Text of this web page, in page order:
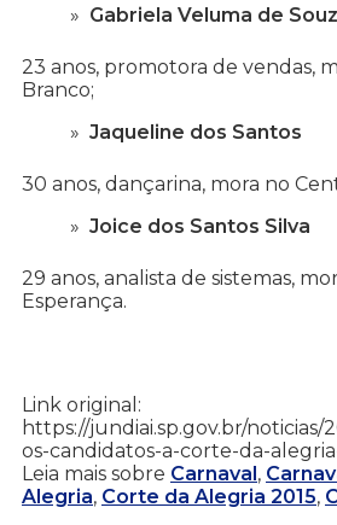
Gabriela Veluma de
23 anos, promotora de vendas,
Branco;
Jaqueline dos Santos
30 anos, dançarina, mora no
Joice dos Santos Silva
29 anos, analista de sistemas,
Esperança.
Link original:
https://jundiai.sp.gov.br/noticias/
os-candidatos-a-corte-da-
Leia mais sobre Carnaval,
Alegria, Corte da Alegria 2015,